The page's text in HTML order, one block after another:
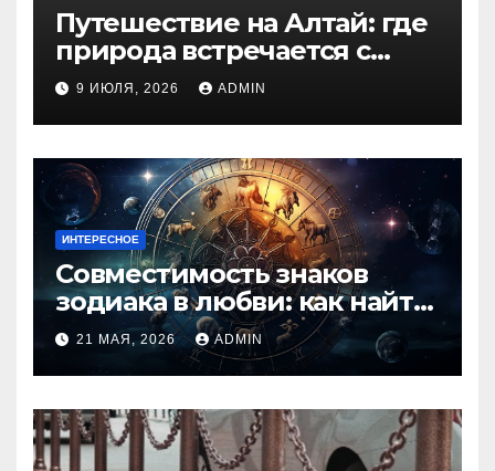
Путешествие на Алтай: где
природа встречается с
духом приключений
9 ИЮЛЯ, 2026 ADMIN
ИНТЕРЕСНОЕ
Совместимость знаков
зодиака в любви: как найти
идеальную пару и
избежать конфликтов
21 МАЯ, 2026 ADMIN